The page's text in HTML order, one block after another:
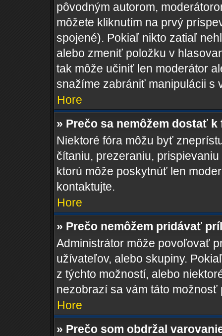
pôvodným autorom,
môžete kliknutím na prvý
spojené). Pokiaľ nikto zatiaľ
alebo zmeniť položku v
tak môže učiniť len moderátor
snažíme zabrániť manipulácii s
Hore
» Prečo sa nemôžem dostať k
Niektoré fóra môžu byť
čítaniu, prezeraniu,
ktorú môže poskytnúť len
kontaktujte.
Hore
» Prečo nemôžem pridávať
Administrátor môže povoľovať
užívateľov, alebo skupiny.
z týchto možností, alebo
nezobrazí sa vám táto
Hore
» Prečo som obdržal